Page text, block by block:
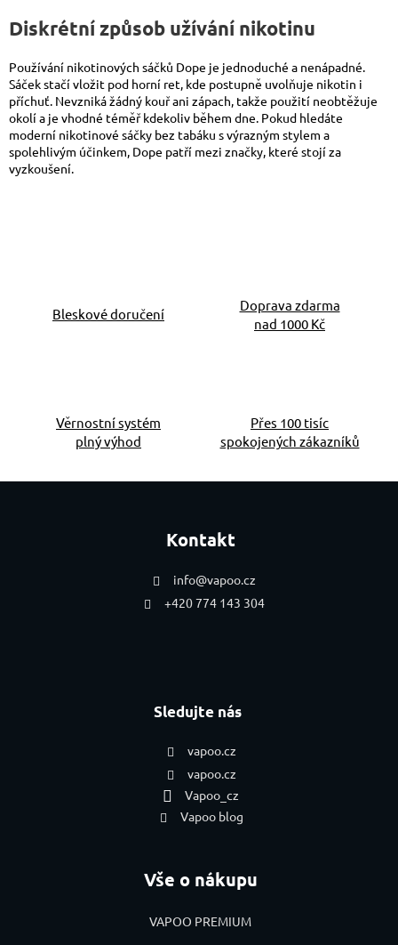
Diskrétní způsob užívání nikotinu
Používání nikotinových sáčků Dope je jednoduché a nenápadné.
Sáček stačí vložit pod horní ret, kde postupně uvolňuje nikotin i
příchuť. Nevzniká žádný kouř ani zápach, takže použití neobtěžuje
okolí a je vhodné téměř kdekoliv během dne. Pokud hledáte
moderní nikotinové sáčky bez tabáku s výrazným stylem a
spolehlivým účinkem, Dope patří mezi značky, které stojí za
vyzkoušení.
Bleskové doručení
Doprava zdarma
nad 1000 Kč
Věrnostní systém
plný výhod
Přes 100 tisíc
spokojených zákazníků
Kontakt
info@vapoo.cz
+420 774 143 304
Sledujte nás
vapoo.cz
vapoo.cz
Vapoo_cz
Vapoo blog
Vše o nákupu
VAPOO PREMIUM